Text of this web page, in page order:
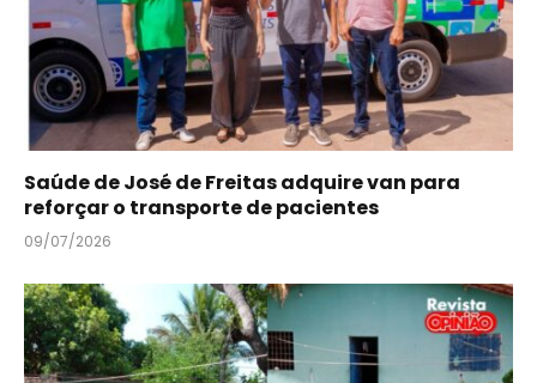
Saúde de José de Freitas adquire van para
reforçar o transporte de pacientes
09/07/2026